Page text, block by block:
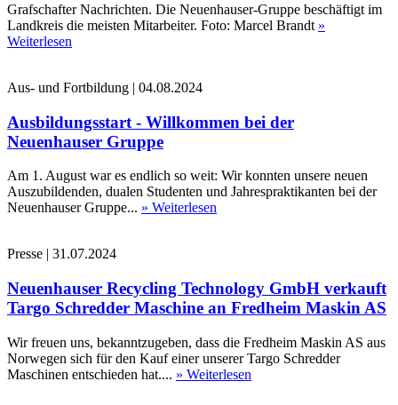
Grafschafter Nachrichten. Die Neuenhauser-Gruppe beschäftigt im
Landkreis die meisten Mitarbeiter. Foto: Marcel Brandt »
Weiterlesen
Aus- und Fortbildung | 04.08.2024
Ausbildungsstart - Willkommen bei der
Neuenhauser Gruppe
Am 1. August war es endlich so weit: Wir konnten unsere neuen
Auszubildenden, dualen Studenten und Jahrespraktikanten bei der
Neuenhauser Gruppe... » Weiterlesen
Presse | 31.07.2024
Neuenhauser Recycling Technology GmbH verkauft
Targo Schredder Maschine an Fredheim Maskin AS
Wir freuen uns, bekanntzugeben, dass die Fredheim Maskin AS aus
Norwegen sich für den Kauf einer unserer Targo Schredder
Maschinen entschieden hat.... » Weiterlesen